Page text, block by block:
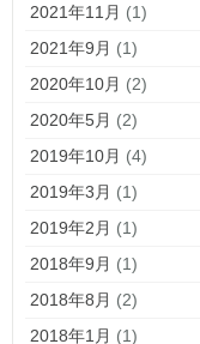
2021年11月 (1)
2021年9月 (1)
2020年10月 (2)
2020年5月 (2)
2019年10月 (4)
2019年3月 (1)
2019年2月 (1)
2018年9月 (1)
2018年8月 (2)
2018年1月 (1)